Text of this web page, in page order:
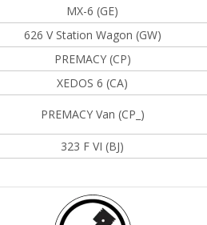
MX-6 (GE)
626 V Station Wagon (GW)
PREMACY (CP)
XEDOS 6 (CA)
PREMACY Van (CP_)
323 F VI (BJ)